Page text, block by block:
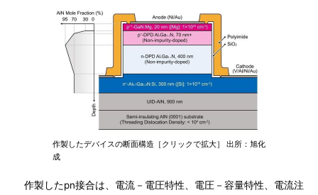
作製したデバイスの断面構造［クリックで拡大］ 出所：旭化
成
作製したpn接合は、電流－電圧特性、電圧－容量特性、電流注